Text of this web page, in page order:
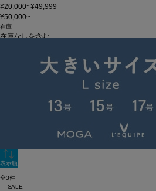
¥20,000~¥49,999
¥50,000~
在庫
在庫なしを含む
表示順
全3件
SALE